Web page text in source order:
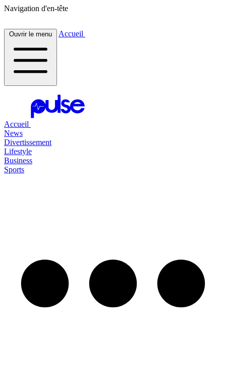
Navigation d'en-tête
Ouvrir le menu Accueil
Accueil
News
Divertissement
Lifestyle
Business
Sports